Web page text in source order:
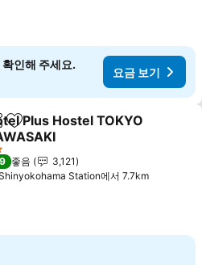
인해 주세요.
요금 보기
즐겨찾기에 추가
Plus Hostel TOKYO
보기
급
좋음
3,121
Station에서 7.7km